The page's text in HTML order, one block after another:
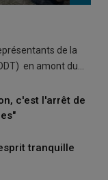
de la
en amont du…
c'est l'arrêt de
tranquille